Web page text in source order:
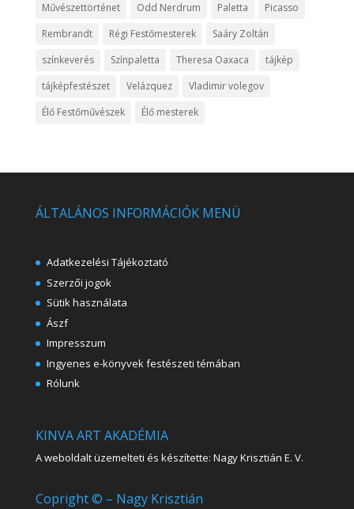
Művészettörténet
Odd Nerdrum Paletta
Picasso
Rembrandt
Régi Festőmesterek
Saáry Zoltán
színkeverés
Színpaletta Theresa Oaxaca
tájkép
tájképfestészet
Velázquez
Vladimir volegov
Élő Festőművészek
Élő mesterek
ÁLTALÁNOS INFORMÁCIÓK MENÜ
Adatkezelési Tájékoztató
Szerzői jogok
Sütik használata
Ászf
Impresszum
Ingyenes e-könyvek festészeti témában
Rólunk
KINVA ART AKADÉMIA
A weboldalt üzemelteti és készítette: Nagy Krisztián E. V.
Copright © – Nagy Krisztián